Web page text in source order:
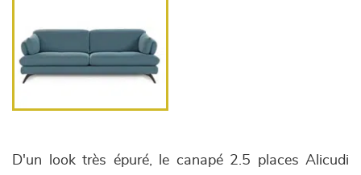
D'un look très épuré, le canapé 2.5 places Alicudi